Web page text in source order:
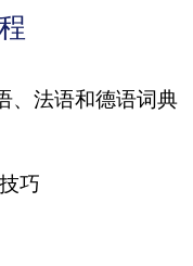
、法语和德语词典
巧